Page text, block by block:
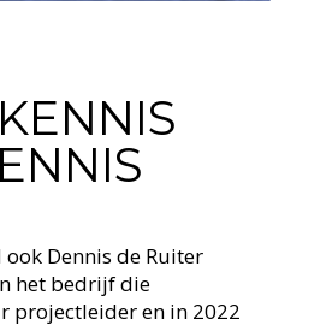
Dennis de Ruiter
het bedrijf die
projectleider en in 2022